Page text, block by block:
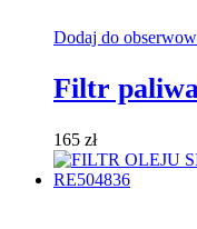
Dodaj do
Filtr paliwa
165 zł